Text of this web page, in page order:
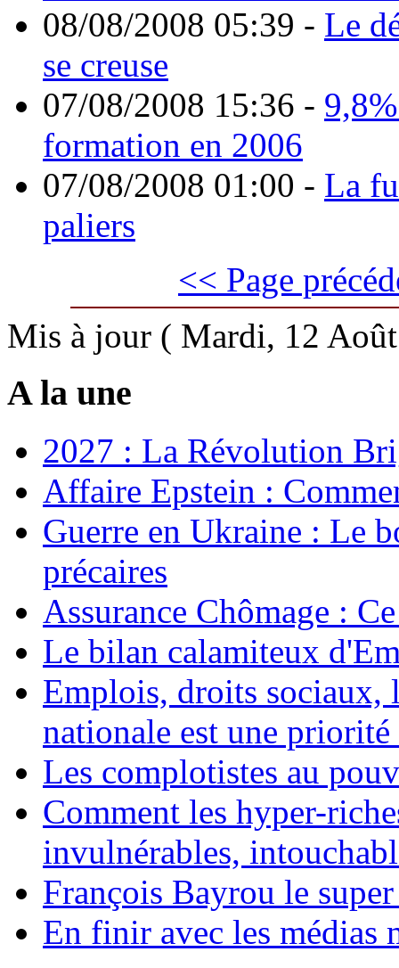
08/08/2008 05:39 - Le
se creuse
07/08/2008 15:36 -
formation en 2006
07/08/2008 01:00 - La
paliers
<< Page
Mis à jour ( Mardi, 12
A la une
2027 : La Révolution
Affaire Epstein :
Guerre en Ukraine : Le
précaires
Assurance Chômage :
Le bilan calamiteux
Emplois, droits sociaux,
nationale est une
Les complotistes au
Comment les hyper-
invulnérables,
François Bayrou le
En finir avec les médias